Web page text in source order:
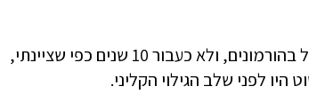
ובאותם פרסומים לא הודגש שגילו סרטן שד תוך 5 שנים מרגע שהחלו לטפל בהורמונים, ולא כעבור 10 שנים כפי שציינתי,
לפני שלב הגילוי הקליני.